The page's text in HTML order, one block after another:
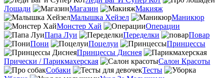
Лошади
Магазин
Макияж
Малышка Хейзел
Маникюр
Монстер Хай
Операции
Папа Луи
Переделки
Повар
Пони
Поцелуи
Принцессы
Принцессы Диснея
Прически / Парикмахерская
Салон Красоты
Собаки
Тесты